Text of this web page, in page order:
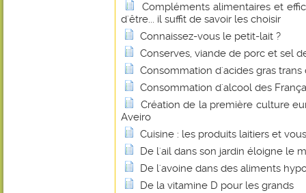
Compléments alimentaires et
d'être... il suffit de savoir les choisir
Connaissez-vous le petit-lait ?
Conserves, viande de porc et sel
Consommation d'acides gras
Consommation d'alcool des
Création de la première culture
Aveiro
Cuisine : les produits laitiers et vous
De l'ail dans son jardin éloigne le
De l'avoine dans des aliments
De la vitamine D pour les grands